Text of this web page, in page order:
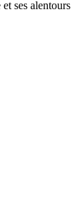
ses alentours